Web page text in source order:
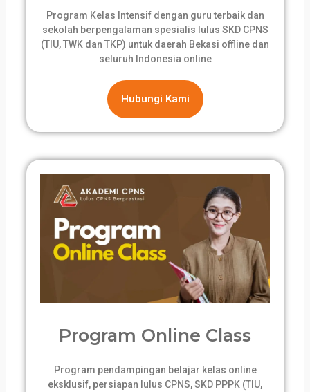
Program Kelas Intensif dengan guru terbaik dan
sekolah berpengalaman spesialis lulus SKD CPNS
(TIU, TWK dan TKP) untuk daerah Bekasi offline dan
seluruh Indonesia online
Hubungi Kami
Program Online Class
Program pendampingan belajar kelas online
eksklusif, persiapan lulus CPNS, SKD PPPK (TIU,